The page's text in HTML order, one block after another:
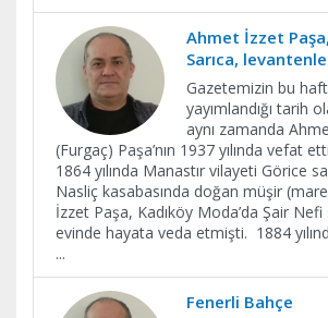
Ahmet İzzet
Sarıca,
Gazetemizin bu
yayımlandığı tarih
aynı zamanda
(Furgaç) Paşa’nın 1937 yılında vefat
1864 yılında Manastır vilayeti Görice
Nasliç kasabasında doğan müşir
İzzet Paşa, Kadıköy Moda’da Şair
evinde hayata veda etmişti. 1884
...
Fenerli Bahçe